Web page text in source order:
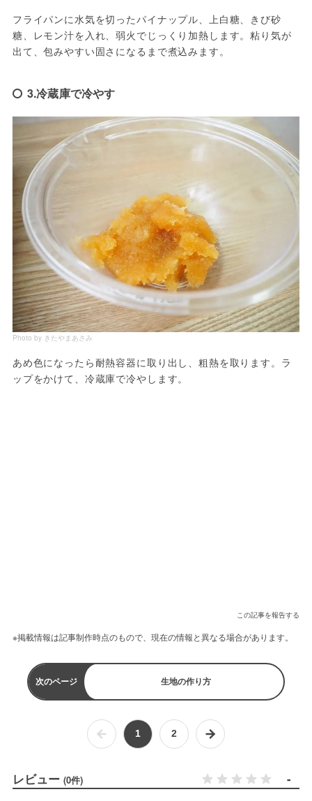
フライパンに水気を切ったパイナップル、上白糖、きび砂
糖、レモン汁を入れ、弱火でじっくり加熱します。粘り気が
出て、包みやすい固さになるまで煮込みます。
3.冷蔵庫で冷やす
Photo by きたやまあさみ
あめ色になったら耐熱容器に取り出し、粗熱を取ります。ラ
ップをかけて、冷蔵庫で冷やします。
この記事を報告する
※掲載情報は記事制作時点のもので、現在の情報と異なる場合があります。
次のページ 生地の作り方
1 2
レビュー (0件) -